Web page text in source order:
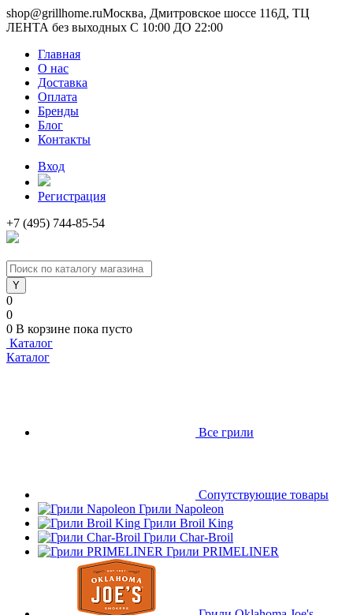
shop@grillhome.ruМосква, Дмитровское шоссе 116Д, ТЦ
ЛЕНТА без выходных С 10:00 ДО 22:00
Главная
О нас
Доставка
Оплата
Бренды
Блог
Контакты
Вход
Регистрация
+7 (495) 744-85-54
0
0
0 В корзине пока пусто
Каталог
Каталог
Все грили
Сопутствующие товары
Грили Napoleon
Грили Broil King
Грили Char-Broil
Грили PRIMELINER